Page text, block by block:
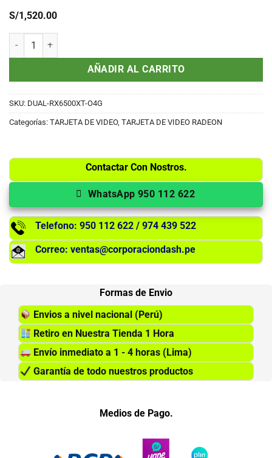
S/1,520.00
Tarjeta video ASUS RX6500XT DUAL OC 4GB GDDR6 PCI-Exp4.0
AÑADIR AL CARRITO
SKU: DUAL-RX6500XT-O4G
Categorías: TARJETA DE VIDEO, TARJETA DE VIDEO RADEON
Contactar Con Nostros.
WhatsApp 950 112 622
Telefono: 950 112 622 / 974 439 522
Correo: ventas@corporaciondash.pe
Formas de Envio
Envios a nivel nacional (Perú)
Retiro en Nuestra Tienda 1 Hora
Envío inmediato a 1 - 4 horas (Lima)
Garantía de todo nuestros productos
Medios de Pago.